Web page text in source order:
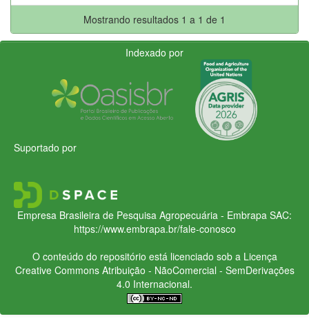
Mostrando resultados 1 a 1 de 1
Indexado por
Suportado por
Empresa Brasileira de Pesquisa Agropecuária - Embrapa SAC:
https://www.embrapa.br/fale-conosco
O conteúdo do repositório está licenciado sob a Licença
Creative CommonsAtribuição - NãoComercial - SemDerivações
4.0 Internacional.